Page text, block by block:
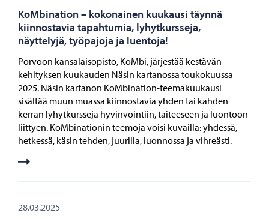
KoMbination – kokonainen kuukausi täynnä
kiinnostavia tapahtumia, lyhytkursseja,
näyttelyjä, työpajoja ja luentoja!
Porvoon kansalaisopisto, KoMbi, järjestää kestävän
kehityksen kuukauden Näsin kartanossa toukokuussa
2025. Näsin kartanon KoMbination-teemakuukausi
sisältää muun muassa kiinnostavia yhden tai kahden
kerran lyhytkursseja hyvinvointiin, taiteeseen ja luontoon
liittyen. KoMbinationin teemoja voisi kuvailla: yhdessä,
hetkessä, käsin tehden, juurilla, luonnossa ja vihreästi.
28.03.2025